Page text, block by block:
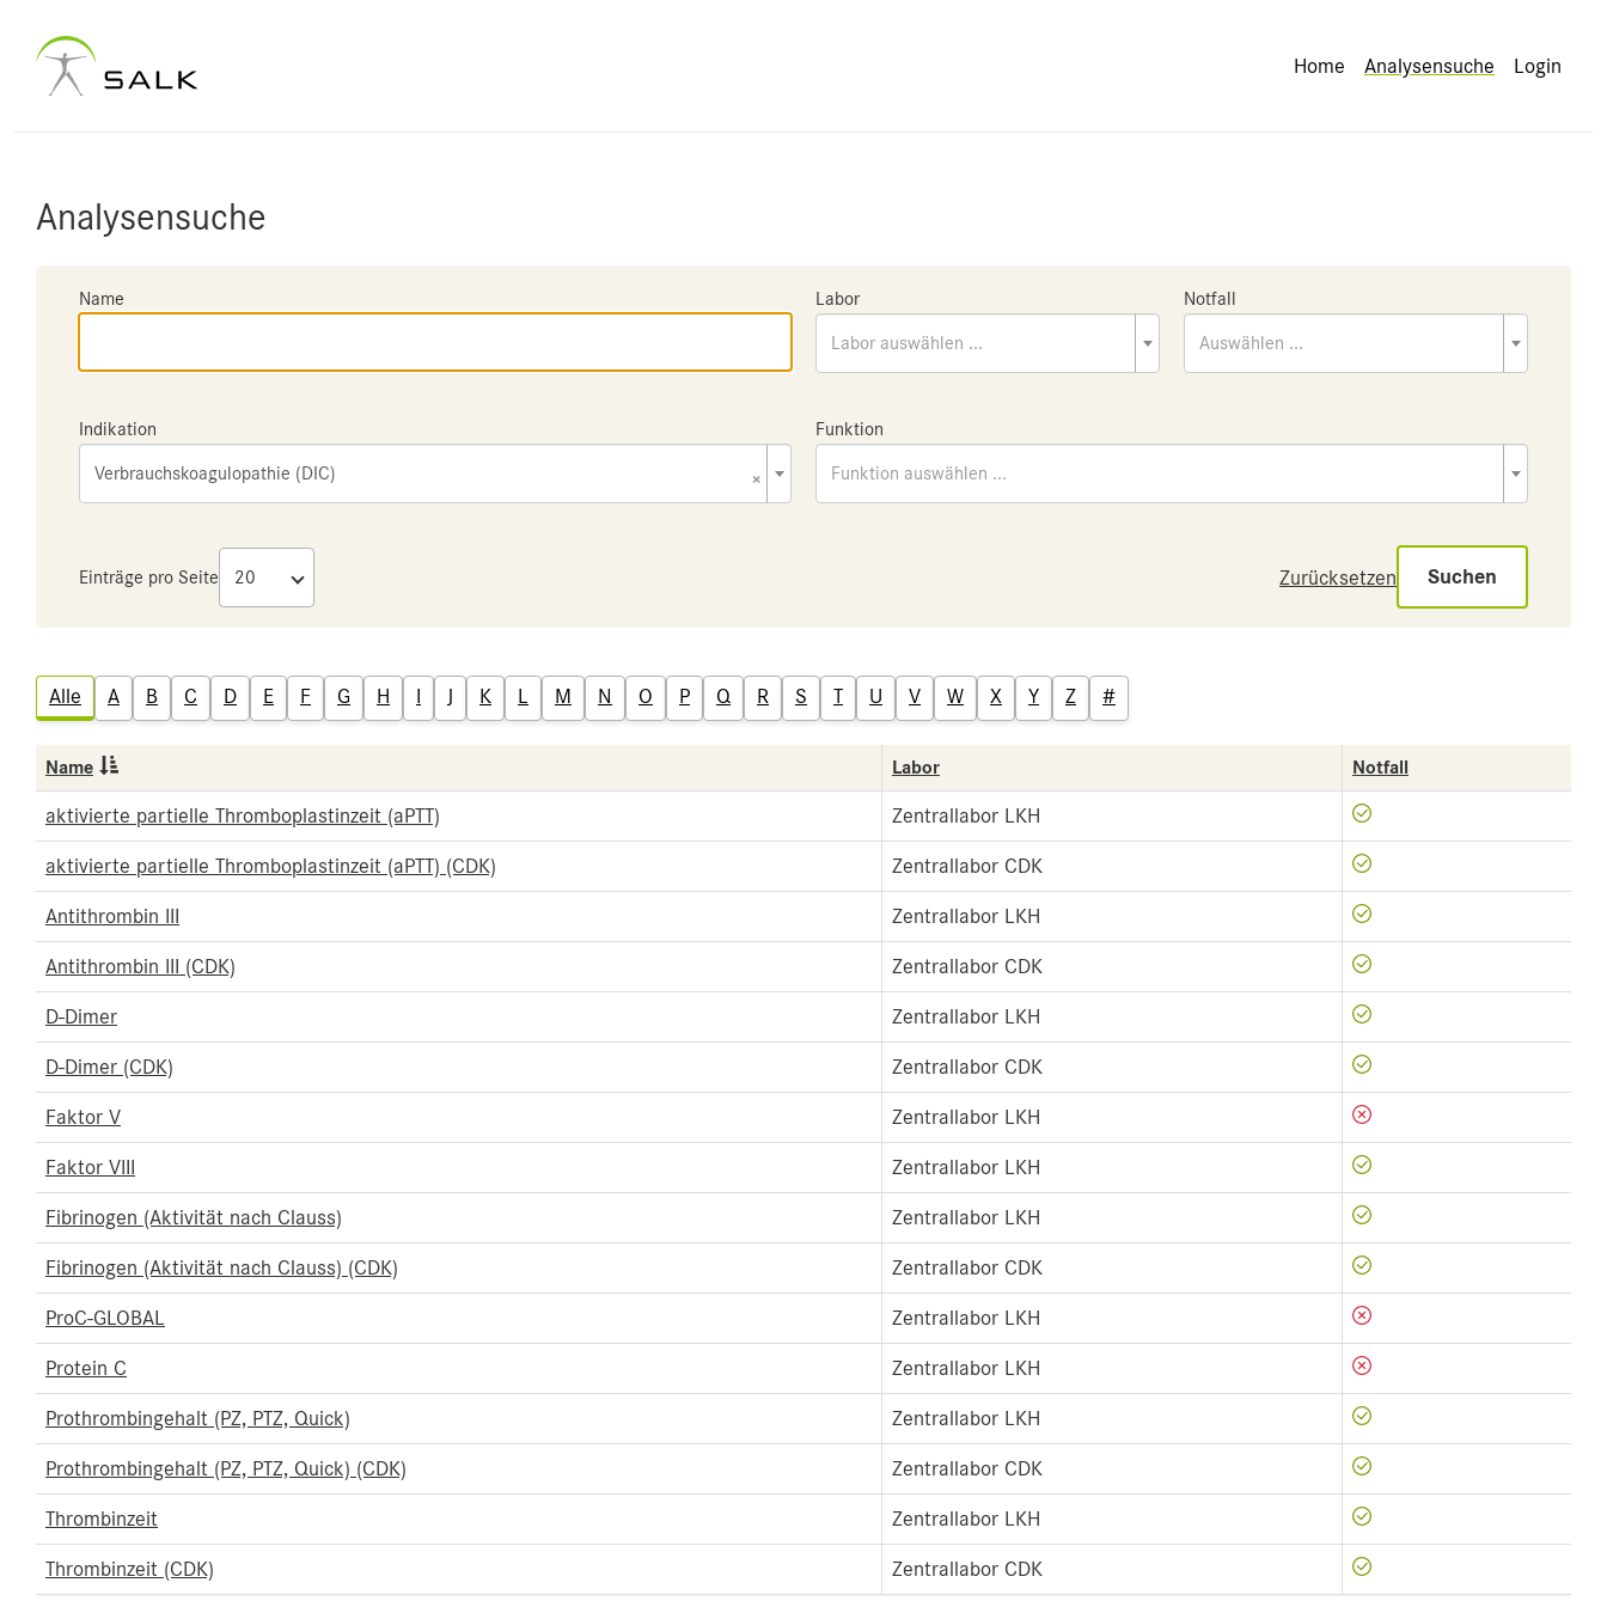
Home Analysensuche Login
Analysensuche
Name Labor
Labor auswählen ...
Notfall
Auswählen ...
Indikation
×
Verbrauchskoagulopathie (DIC)
Funktion
Funktion auswählen ...
Einträge pro Seite Zurücksetzen Suchen
Alle A B C D E F G H I J K L M N O P Q R S T U V W X Y Z #
Name Labor Notfall
aktivierte partielle Thromboplastinzeit (aPTT) Zentrallabor LKH
aktivierte partielle Thromboplastinzeit (aPTT) (CDK) Zentrallabor CDK
Antithrombin III Zentrallabor LKH
Antithrombin III (CDK) Zentrallabor CDK
D-Dimer Zentrallabor LKH
D-Dimer (CDK) Zentrallabor CDK
Faktor V Zentrallabor LKH
Faktor VIII Zentrallabor LKH
Fibrinogen (Aktivität nach Clauss) Zentrallabor LKH
Fibrinogen (Aktivität nach Clauss) (CDK) Zentrallabor CDK
ProC-GLOBAL Zentrallabor LKH
Protein C Zentrallabor LKH
Prothrombingehalt (PZ, PTZ, Quick) Zentrallabor LKH
Prothrombingehalt (PZ, PTZ, Quick) (CDK) Zentrallabor CDK
Thrombinzeit Zentrallabor LKH
Thrombinzeit (CDK) Zentrallabor CDK